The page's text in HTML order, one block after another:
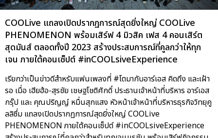
COOLive แถลงเปิดปรากฏการณ์สุดยิ่งใหญ่ COOLive
PHENOMENON พร้อมเสิร์ฟ 4 มิวสิค เฟส 4 คอนเสิร์ต
สุดมันส์ ตลอดทั้งปี 2023 สร้างประสบการณ์ที่คูลกว่าให้ทุก
เจน ภายใต้คอนเซ็ปต์ #inCOOLsiveExperience
เรียกว่าเป็นข่าวดีสำหรับแฟนเพลงที่ #โตมากับอาร์เอส คิดถึง และเฝ้า
รอ เมื่อ เฮียฮ้อ-สุรชัย เชษฐโชติศักดิ์ ประธานเจ้าหน้าที่บริหาร อาร์เอส
กรุ๊ป และ คุณปริญญ์ หมื่นสุกแสง หัวหน้าเจ้าหน้าที่บริหารธุรกิจวิทยุคู
ลลิซึ่ม แถลงเปิดปรากฏการณ์สุดยิ่งใหญ่ COOLive
PHENOMENON ภายใต้คอนเซ็ปต์ #inCOOLsiveExperience